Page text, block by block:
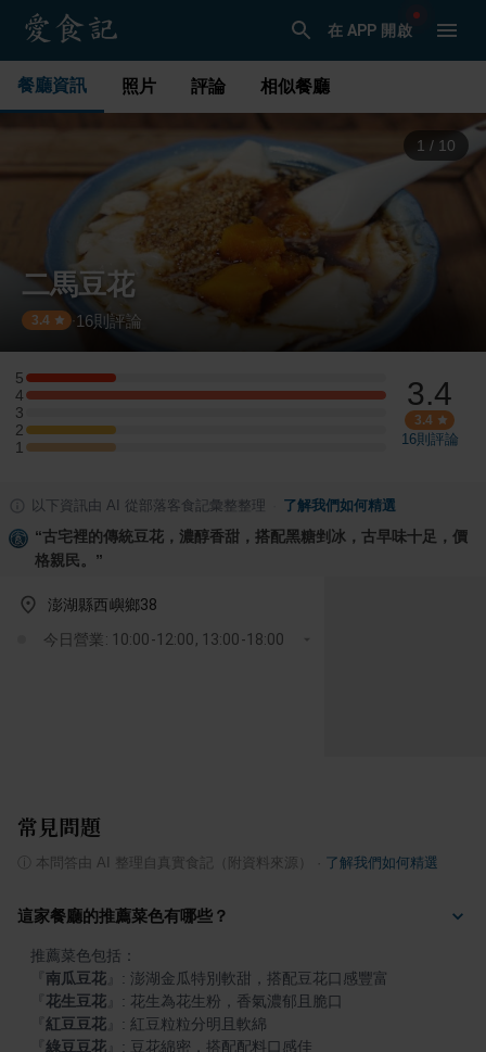
在 APP 開啟
餐廳資訊 照片 評論 相似餐廳
2 / 10
二馬豆花
3.4 ·16則評論
5
5 星：1 則評論
4
4 星：4 則評論
3
3 星：0 則評論
2
2 星：1 則評論
1
1 星：1 則評論
3.4
3.4
16則評論
以下資訊由 AI 從部落客食記彙整整理 了解我們如何精選
“古宅裡的傳統豆花，濃醇香甜，搭配黑糖剉冰，古早味十足，價
格親民。 ”
澎湖縣西嶼鄉38
今日營業: 10:00-12:00, 13:00-18:00
常見問題
本問答由 AI 整理自真實食記（附資料來源） 了解我們如何精選
這家餐廳的推薦菜色有哪些？
南瓜豆花
花生豆花
紅豆豆花
綠豆豆花